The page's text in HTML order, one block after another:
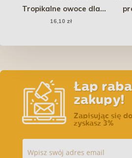
Tropikalne owoce dla
papug i ptaków
16,10 zł
Łap
zakupy!
Zapisując się
zyskasz 3%